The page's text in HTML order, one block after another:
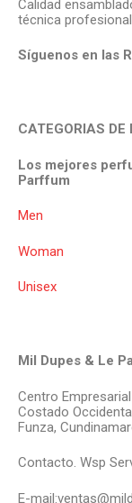
Calidad
técnica
Síguenos en las
CATEGORIAS DE
Los mejores
Parffum
Men
Woman
Unisex
Mil Dupes & Le
Centro
Costado
Funza,
Contacto. Wsp
E-